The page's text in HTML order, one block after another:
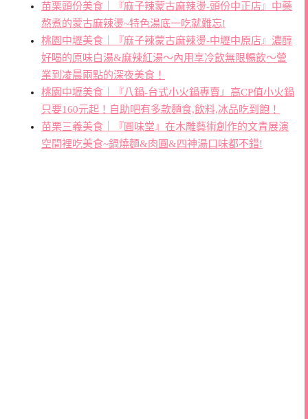
苗栗頭份美食｜『麻子辣蒙古麻辣燙-頭份中正店』中藥
熬煮的蒙古麻辣燙~特色湯底一吃就難忘!
桃園中壢美食｜『麻子辣蒙古麻辣燙-中壢中原店』濃醇
好喝的原味白湯&麻辣紅湯～內用享冷飲無限暢飲～營
業到凌晨兩點的深夜美食！
桃園中壢美食｜『八鍋-台式小火鍋專賣』高CP值小火鍋
只要160元起！自助吧有多款麵食,飲料,冰品吃到飽！
苗栗三義美食｜『圓味堂』在木雕藝術創作的文青展演
空間裡吃美食~鍋燒麵&肉圓&四神湯口味都不錯!